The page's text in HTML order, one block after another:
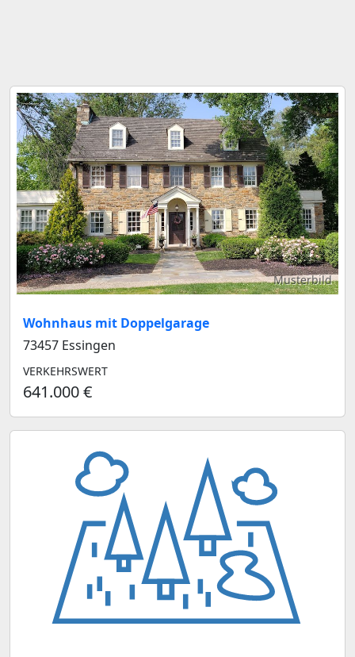
Musterbild
Wohnhaus mit Doppelgarage
73457 Essingen
VERKEHRSWERT
641.000 €